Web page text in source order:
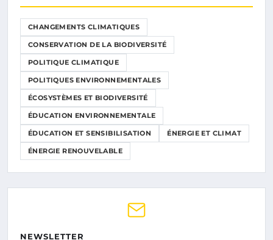
CHANGEMENTS CLIMATIQUES
CONSERVATION DE LA BIODIVERSITÉ
POLITIQUE CLIMATIQUE
POLITIQUES ENVIRONNEMENTALES
ÉCOSYSTÈMES ET BIODIVERSITÉ
ÉDUCATION ENVIRONNEMENTALE
ÉDUCATION ET SENSIBILISATION ÉNERGIE ET CLIMAT
ÉNERGIE RENOUVELABLE
NEWSLETTER